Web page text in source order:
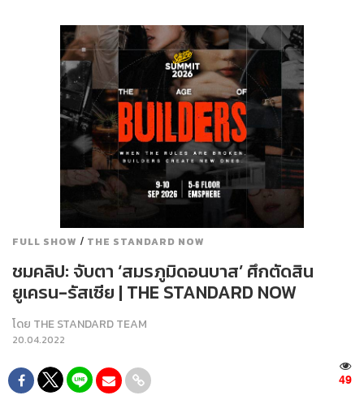
FULL SHOW / THE STANDARD NOW
ชมคลิป: จับตา ‘สมรภูมิดอนบาส’ ศึกตัดสิน
ยูเครน-รัสเซีย | THE STANDARD NOW
โดย THE STANDARD TEAM
20.04.2022
49